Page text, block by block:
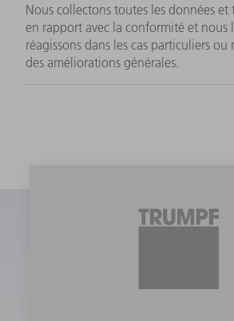
Nous collectons toutes les données et
en rapport avec la conformité et nous
réagissons dans les cas particuliers
des améliorations générales.